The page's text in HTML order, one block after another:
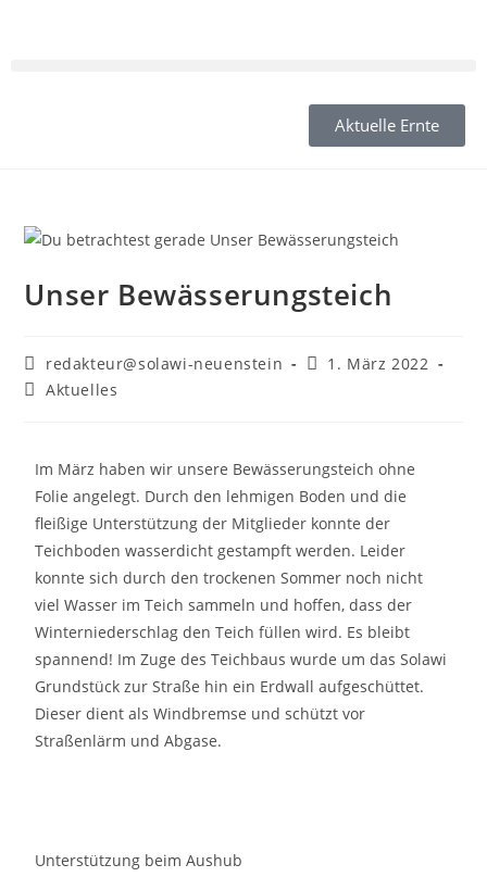
Aktuelle Ernte
Unser Bewässerungsteich
redakteur@solawi-neuenstein
1. März 2022
Aktuelles
Im März haben wir unsere Bewässerungsteich ohne
Folie angelegt. Durch den lehmigen Boden und die
fleißige Unterstützung der Mitglieder konnte der
Teichboden wasserdicht gestampft werden. Leider
konnte sich durch den trockenen Sommer noch nicht
viel Wasser im Teich sammeln und hoffen, dass der
Winterniederschlag den Teich füllen wird. Es bleibt
spannend! Im Zuge des Teichbaus wurde um das Solawi
Grundstück zur Straße hin ein Erdwall aufgeschüttet.
Dieser dient als Windbremse und schützt vor
Straßenlärm und Abgase.
Unterstützung beim Aushub